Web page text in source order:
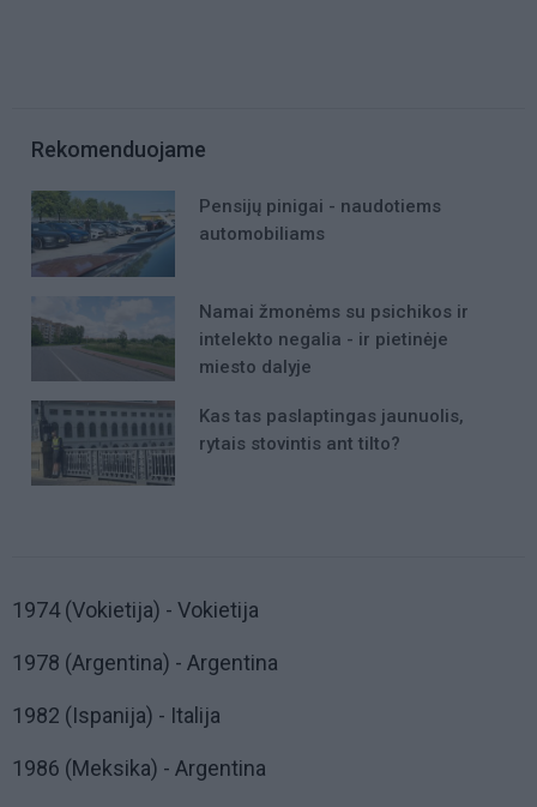
Rekomenduojame
Pensijų pinigai - naudotiems
automobiliams
Namai žmonėms su psichikos ir
intelekto negalia - ir pietinėje
miesto dalyje
Kas tas paslaptingas jaunuolis,
rytais stovintis ant tilto?
1974 (Vokietija) - Vokietija
1978 (Argentina) - Argentina
1982 (Ispanija) - Italija
1986 (Meksika) - Argentina